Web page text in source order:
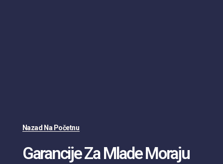
Nazad Na Početnu
Garancije Za Mlade Moraju